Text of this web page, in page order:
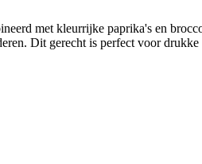
met kleurrijke paprika's en
Dit gerecht is perfect voor